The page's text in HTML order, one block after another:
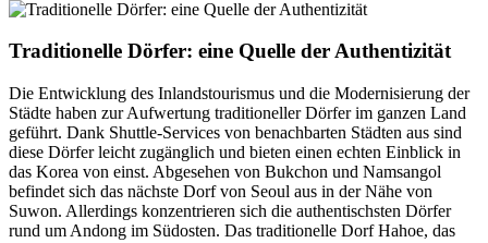
Traditionelle Dörfer: eine Quelle der Authentizität
Die Entwicklung des Inlandstourismus und die Modernisierung der
Städte haben zur Aufwertung traditioneller Dörfer im ganzen Land
geführt. Dank Shuttle-Services von benachbarten Städten aus sind
diese Dörfer leicht zugänglich und bieten einen echten Einblick in
das Korea von einst. Abgesehen von Bukchon und Namsangol
befindet sich das nächste Dorf von Seoul aus in der Nähe von
Suwon. Allerdings konzentrieren sich die authentischsten Dörfer
rund um Andong im Südosten. Das traditionelle Dorf Hahoe, das